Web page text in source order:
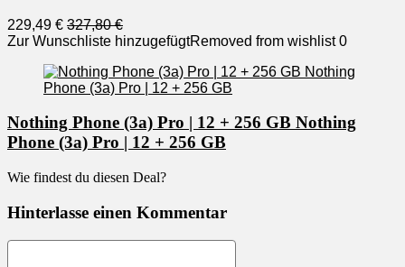
229,49 € 327,80 €
Zur Wunschliste hinzugefügtRemoved from wishlist 0
Nothing Phone (3a) Pro | 12 + 256 GB Nothing
Phone (3a) Pro | 12 + 256 GB
Wie findest du diesen Deal?
Hinterlasse einen Kommentar